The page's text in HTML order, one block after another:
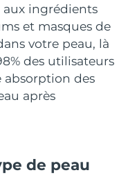
aux ingrédients
et masques de
votre peau, là
des utilisateurs
des
après
de peau